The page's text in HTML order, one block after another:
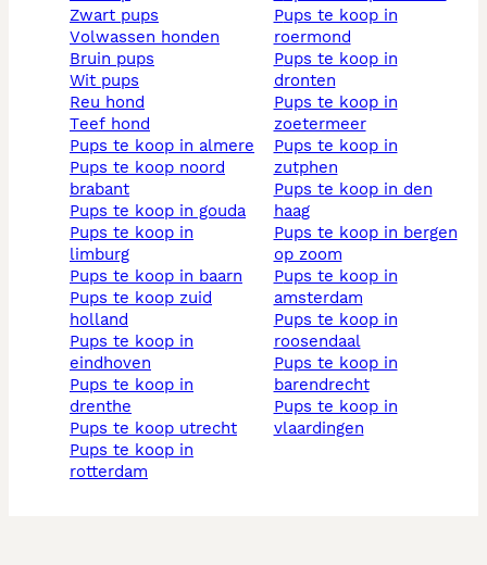
zwart pups
volwassen honden
bruin pups
wit pups
reu hond
teef hond
pups te koop in almere
pups te koop noord
brabant
pups te koop in gouda
pups te koop in
limburg
pups te koop in baarn
pups te koop zuid
holland
pups te koop in
eindhoven
pups te koop in
drenthe
pups te koop utrecht
pups te koop in
rotterdam
pups te koop in
roermond
pups te koop in
dronten
pups te koop in
zoetermeer
pups te koop in
zutphen
pups te koop in den
haag
pups te koop in bergen
op zoom
pups te koop in
amsterdam
pups te koop in
roosendaal
pups te koop in
barendrecht
pups te koop in
vlaardingen